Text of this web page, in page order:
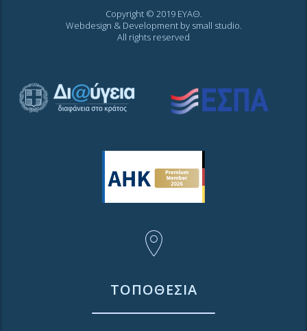
Copyright © 2019 ΕΥΑΘ.
Webdesign & Development by small studio.
All rights reserved
ΤΟΠΟΘΕΣΙΑ